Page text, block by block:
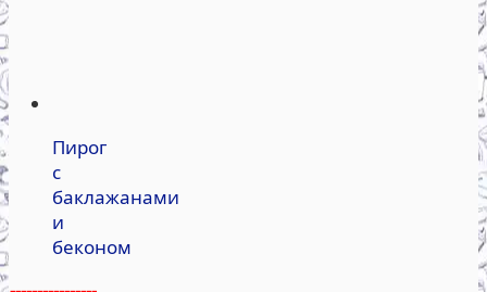
Пирог
с
баклажанами
и
беконом